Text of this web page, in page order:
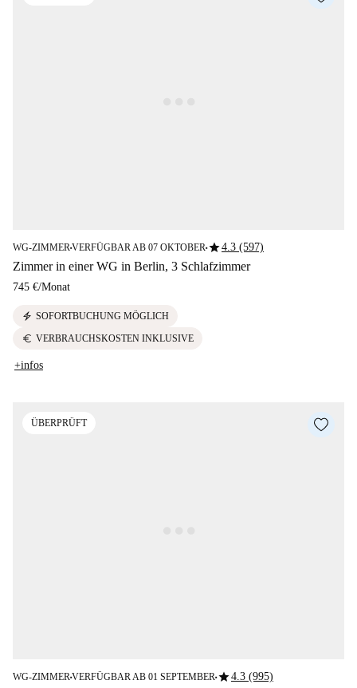
WG-ZIMMER■VERFÜGBAR AB 07 OKTOBER■star4.3 (597)
Zimmer in einer WG in Berlin, 3 Schlafzimmer
745 €/Monat
electric_bolt SOFORTBUCHUNG MÖGLICH
euro VERBRAUCHSKOSTEN INKLUSIVE
+infos
ÜBERPRÜFT
WG-ZIMMER■VERFÜGBAR AB 01 SEPTEMBER■star4.3 (995)